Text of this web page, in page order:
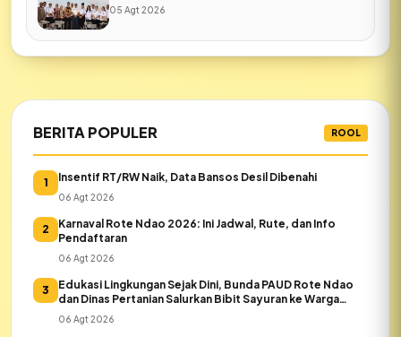
05 Agt 2026
BERITA POPULER ROOL
1 Insentif RT/RW Naik, Data Bansos Desil Dibenahi
06 Agt 2026
2
Karnaval Rote Ndao 2026: Ini Jadwal, Rute, dan Info
Pendaftaran
06 Agt 2026
3
Edukasi Lingkungan Sejak Dini, Bunda PAUD Rote Ndao
dan Dinas Pertanian Salurkan Bibit Sayuran ke Warga
Daeloni
06 Agt 2026